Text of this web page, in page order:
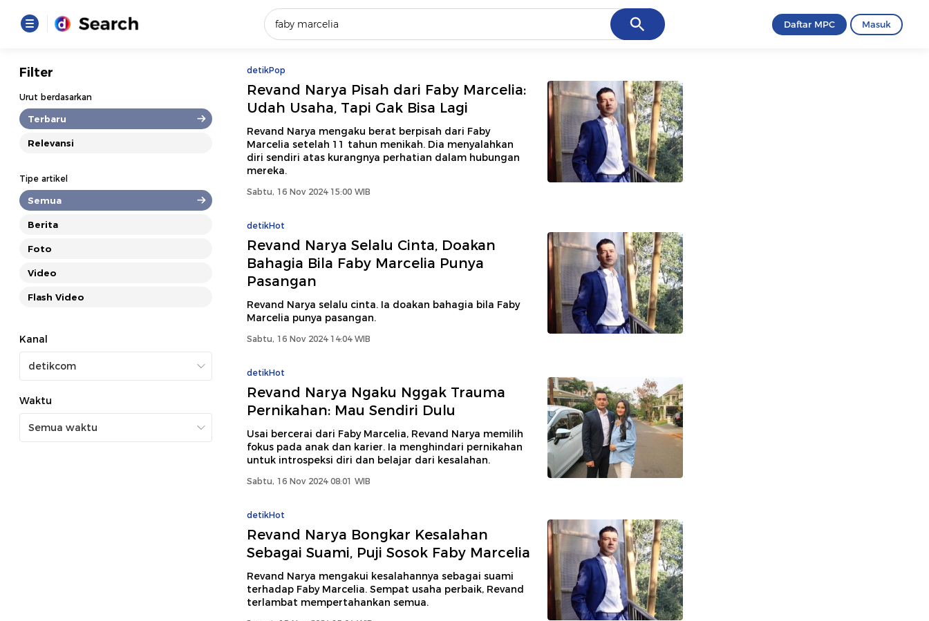
Cancel
Loading...
Promoted
Terakhir yang dicari
Loading...
Daftar MPC Masuk
Filter
Urut berdasarkan
Terbaru
Relevansi
Tipe artikel
Semua
Berita
Foto
Video
Flash Video
Kanal
Waktu
detikPop
Revand Narya Pisah dari Faby Marcelia:
Udah Usaha, Tapi Gak Bisa Lagi
Revand Narya mengaku berat berpisah dari Faby
Marcelia setelah 11 tahun menikah. Dia menyalahkan
diri sendiri atas kurangnya perhatian dalam hubungan
mereka.
Sabtu, 16 Nov 2024 15:00 WIB
detikHot
Revand Narya Selalu Cinta, Doakan
Bahagia Bila Faby Marcelia Punya
Pasangan
Revand Narya selalu cinta. Ia doakan bahagia bila Faby
Marcelia punya pasangan.
Sabtu, 16 Nov 2024 14:04 WIB
detikHot
Revand Narya Ngaku Nggak Trauma
Pernikahan: Mau Sendiri Dulu
Usai bercerai dari Faby Marcelia, Revand Narya memilih
fokus pada anak dan karier. Ia menghindari pernikahan
untuk introspeksi diri dan belajar dari kesalahan.
Sabtu, 16 Nov 2024 08:01 WIB
detikHot
Revand Narya Bongkar Kesalahan
Sebagai Suami, Puji Sosok Faby Marcelia
Revand Narya mengakui kesalahannya sebagai suami
terhadap Faby Marcelia. Sempat usaha perbaik, Revand
terlambat mempertahankan semua.